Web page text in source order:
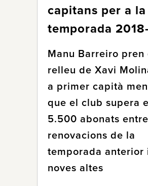
capitans per a la
temporada
Manu Barreiro pren
relleu de Xavi
a primer capità
que el club supera
5.500 abonats entre
renovacions de la
temporada anterior
noves altes